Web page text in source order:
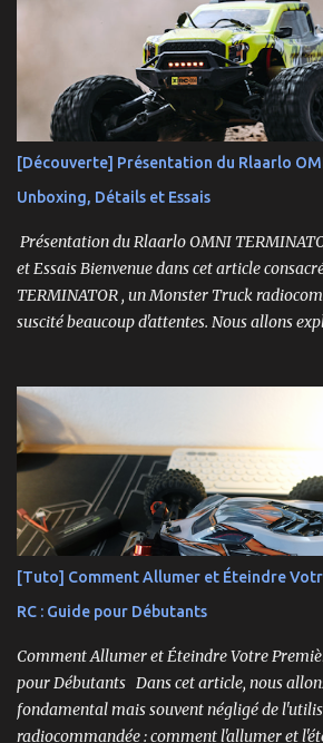
[Découverte] Présentation du Rlaarlo
Unboxing, Détails et Essais
Présentation du Rlaarlo OMNI
et Essais Bienvenue dans cet article
TERMINATOR , un Monster Truck
suscité beaucoup d'attentes. Nous allons
distingue par son prix attractif et ses
et nous allons examiner tout cela en
------------------------- Lien affilié
https://s.click.aliexpress.com/e/
----------------------
[Tuto] Comment Allumer et Éteindre
RC : Guide pour Débutants
Comment Allumer et Éteindre Votre
pour Débutants Dans cet article, nous
fondamental mais souvent négligé de
radiocommandée : comment l'allumer et